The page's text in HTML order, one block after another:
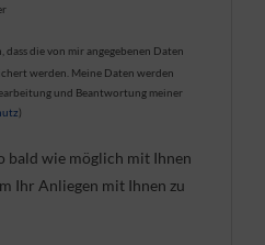
die von mir angegebenen Daten
werden. Meine Daten werden
und Beantwortung meiner
)
bald wie möglich mit Ihnen
Ihr Anliegen mit Ihnen zu